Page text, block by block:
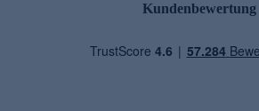
Kundenbewertung